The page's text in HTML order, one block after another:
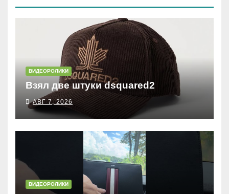
ВИДЕОРОЛИКИ
Взял две штуки dsquared2
АВГ 7, 2026
ВИДЕОРОЛИКИ